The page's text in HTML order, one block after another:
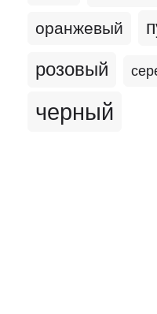
оранжевый
розовый
черный